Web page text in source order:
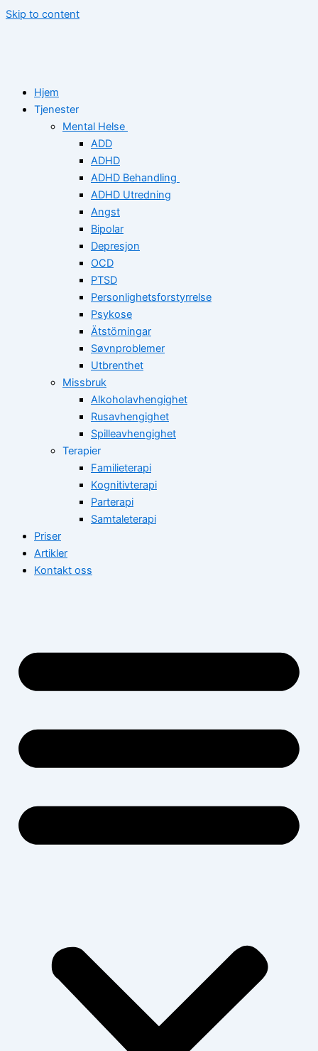
Skip to content
Hjem
Tjenester
Mental Helse
ADD
ADHD
ADHD Behandling
ADHD Utredning
Angst
Bipolar
Depresjon
OCD
PTSD
Personlighetsforstyrrelse
Psykose
Ätstörningar
Søvnproblemer
Utbrenthet
Missbruk
Alkoholavhengighet
Rusavhengighet
Spilleavhengighet
Terapier
Familieterapi
Kognitivterapi
Parterapi
Samtaleterapi
Priser
Artikler
Kontakt oss